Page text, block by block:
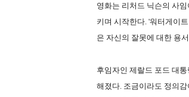
영화는 리처드 닉슨의 사
키며 시작한다. '워터게이
은 자신의 잘못에 대한 용
후임자인 제랄드 포드 대
해졌다. 조금이라도 정의